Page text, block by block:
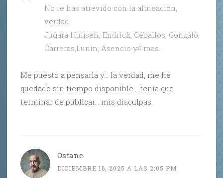
No te has atrevido con la alineación,
verdad
Jugara Huijsen, Endrick, Ceballos, Gonzalo,
Carreras,Lunin, Asencio y4 mas.
Me puesto a pensarla y… la verdad, me he
quedado sin tiempo disponible… tenía que
terminar de publicar… mis disculpas.
Ostane
DICIEMBRE 16, 2025 A LAS 2:05 PM